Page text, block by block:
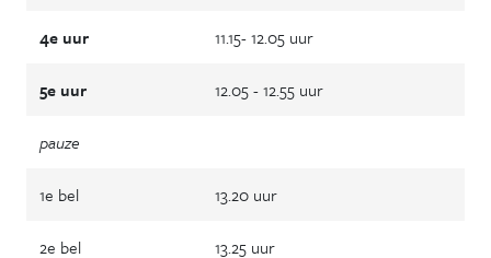
4e uur 11.15- 12.05 uur
5e uur 12.05 - 12.55 uur
pauze
1e bel 13.20 uur
2e bel 13.25 uur